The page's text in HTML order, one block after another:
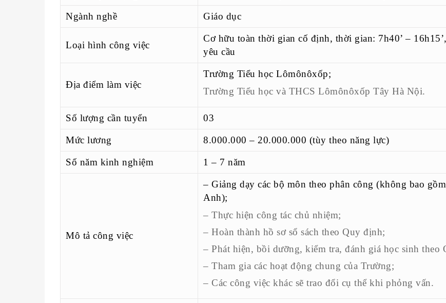
Ngành nghề Giáo dục
Loại hình công việc
Cơ hữu toàn thời gian cố định, thời gian: 7h40’ –
yêu cầu
Địa điểm làm việc
Trường Tiểu học Lômônôxốp;
Trường Tiểu học và THCS Lômônôxốp Tây Hà Nội.
Số lượng cần tuyển 03
Mức lương 8.000.000 – 20.000.000 (tùy theo năng lực)
Số năm kinh nghiệm 1 – 7 năm
Mô tả công việc
– Giảng dạy các bộ môn theo phân công (không bao
Anh);
– Thực hiện công tác chủ nhiệm;
– Hoàn thành hồ sơ sổ sách theo Quy định;
– Phát hiện, bồi dưỡng, kiểm tra, đánh giá học sinh theo
– Tham gia các hoạt động chung của Trường;
– Các công việc khác sẽ trao đổi cụ thể khi phỏng vấn.